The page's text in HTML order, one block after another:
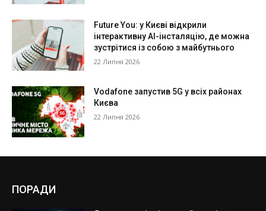
Future You: у Києві відкрили
інтерактивну AI-інсталяцію, де можна
зустрітися із собою з майбутнього
22 Липня 2026
Vodafone запустив 5G у всіх районах
Києва
22 Липня 2026
ПОРАДИ